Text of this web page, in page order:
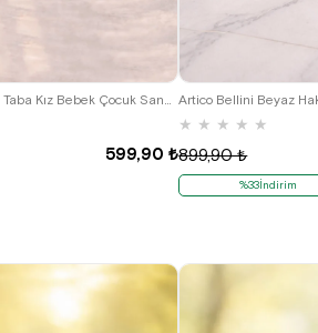
Artico Bellini Vaketa Hakiki Deri Taba Kız Bebek Çocuk Sandalet
599,90 ₺
Artico Bellini Beyaz
★ ★ ★ ★ ★
899,90 ₺
%33İndirim